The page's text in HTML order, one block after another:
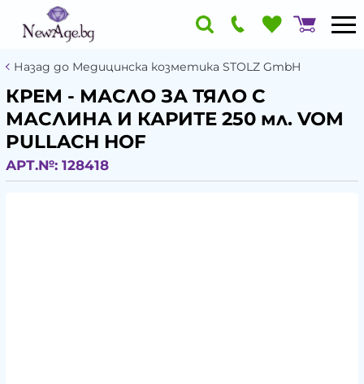
Назад до Медицинска козметика STOLZ GmbH
КРЕМ - МАСЛО ЗА ТЯЛО С
МАСЛИНА И КАРИТЕ 250 мл. VOM
PULLACH HOF
АРТ.№: 128418